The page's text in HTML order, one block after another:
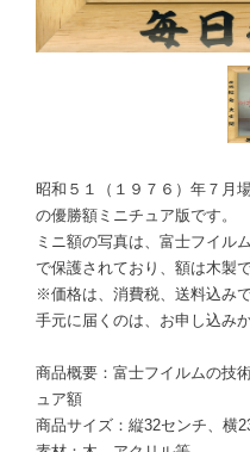
昭和５１（１９７６）年７月
の優勝額ミニチュア版です。
ミニ額の写真は、富士フイル
で保護されており、額は木製で
※価格は、消費税、送料込み
手元に届くのは、お申し込み
商品概要：富士フイルムの技
ュア額
商品サイズ：縦32センチ、横